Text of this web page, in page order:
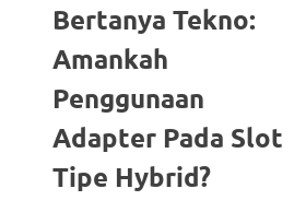
Bertanya Tekno:
Amankah
Penggunaan
Adapter Pada Slot
Tipe Hybrid?